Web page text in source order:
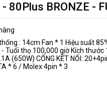
BRONZE -
: 14cm Fan * 1 Hiệu suất
Tuổi thọ 100,000 giờ Kích thước
(650W) CỔNG KẾT NỐI:
* 6 / Molex 4pin * 3